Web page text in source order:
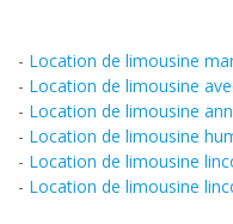
- Location de limousine
- Location de limousine
- Location de limousine
- Location de limousine
- Location de limousine
- Location de limousine